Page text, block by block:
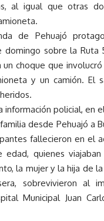
al igual que otras
de Pehuajó
domingo sobre la Ruta
choque que
y un camión. El
información policial, en
desde Pehuajó a
fallecieron en el
edad, quienes
la mujer y la hija de
sobrevivieron al
Municipal Juan